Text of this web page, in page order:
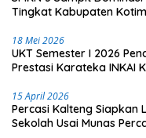
Tingkat Kabupaten Kotim
18 Mei 2026
UKT Semester I 2026
Prestasi Karateka INKAI
15 April 2026
Percasi Kalteng Siapkan
Sekolah Usai Munas